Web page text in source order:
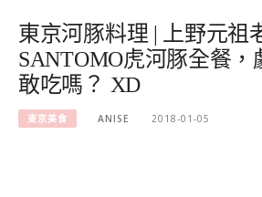
東京河豚料理 | 上野元祖
SANTOMO虎河豚全餐，
敢吃嗎？ XD
東京美食 ANISE 2018-01-05